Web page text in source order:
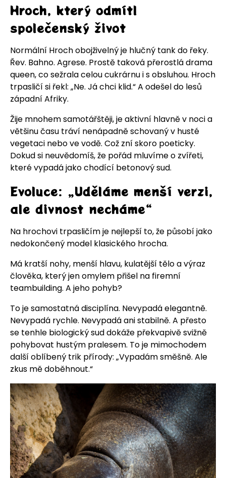
Hroch, který odmítl
společenský život
Normální Hroch obojživelnýje hlučný tank do řeky.
Řev. Bahno. Agrese. Prostě taková přerostlá drama
queen, co sežrala celou cukrárnu i s obsluhou. Hroch
trpasličí si řekl: „Ne. Já chci klid.“ A odešel do lesů
západníAfriky.
Žije mnohem samotářštěji, je aktivní hlavně v noci a
většinu času tráví nenápadně schovaný v husté
vegetaci nebo ve vodě. Což zní skoro poeticky.
Dokud si neuvědomíš, že pořád mluvíme o zvířeti,
které vypadá jako chodící betonový sud.
Evoluce: „Uděláme menší verzi,
ale divnost necháme“
Na hrochovi trpasličím je nejlepší to, že působí jako
nedokončený model klasického hrocha.
Má kratší nohy, menší hlavu, kulatější tělo a výraz
člověka, který jen omylem přišel na firemní
teambuilding. A jeho pohyb?
To je samostatná disciplína. Nevypadá elegantně.
Nevypadá rychle. Nevypadá ani stabilně. A přesto
se tenhle biologický sud dokáže překvapivě svižně
pohybovat hustým pralesem. To je mimochodem
další oblíbený trik přírody: „Vypadám směšně. Ale
zkus mě doběhnout.“